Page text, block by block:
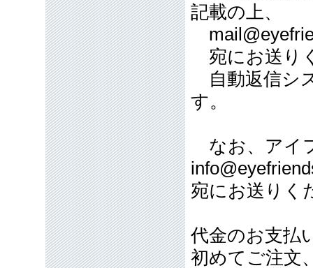
記載の上、
宛にお送り
自動返信シ
す。
なお、アイ
宛にお送りく
代金のお支払
初めてご注文